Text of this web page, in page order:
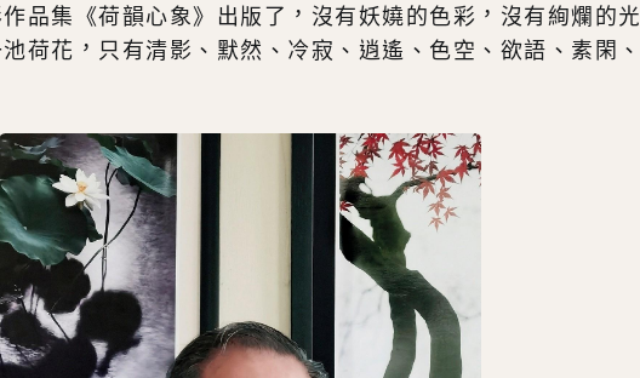
品集《荷韻心象》出版了，沒有妖嬈的色彩，沒有絢爛的光
荷花，只有清影、默然、冷寂、逍遙、色空、欲語、素閑、